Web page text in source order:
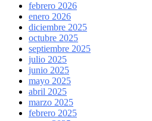
febrero 2026
enero 2026
diciembre 2025
octubre 2025
septiembre 2025
julio 2025
junio 2025
mayo 2025
abril 2025
marzo 2025
febrero 2025